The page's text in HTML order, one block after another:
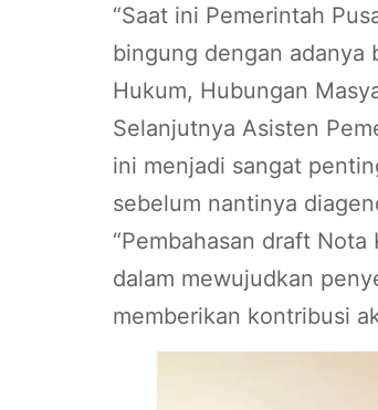
“Saat ini Pemerintah
bingung dengan adanya
Hukum, Hubungan
Selanjutnya Asisten
ini menjadi sangat
sebelum nantinya
“Pembahasan draft
dalam mewujudkan
memberikan kontribusi